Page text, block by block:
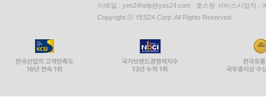
이메일 : yes24help@yes24.com 호스팅 서비스사업자 :
Copyright ⓒ YES24 Corp. All Rights Reserved.